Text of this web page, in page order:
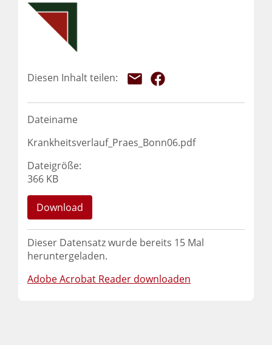
Dateiname
Krankheitsverlauf_Praes_Bonn06.pdf
Dateigröße:
366 KB
Download
Dieser Datensatz wurde bereits 15 Mal
heruntergeladen.
Adobe Acrobat Reader downloaden